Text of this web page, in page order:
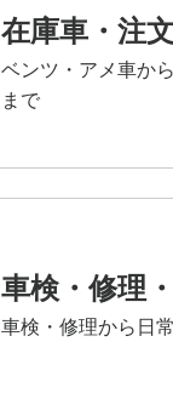
在庫車・注
ベンツ・アメ車か
まで
車検・修理
車検・修理から日